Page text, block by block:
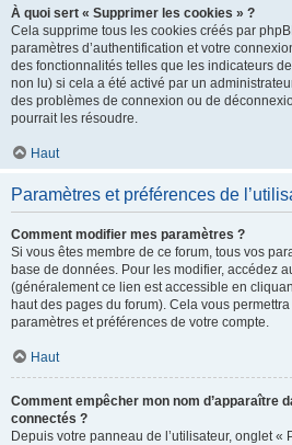
À quoi sert « Supprimer les cookies » ?
Cela supprime tous les cookies créés par
paramètres d’authentification et votre
des fonctionnalités telles que les indicateurs
non lu) si cela a été activé par un
des problèmes de connexion ou de
pourrait les résoudre.
Haut
Paramètres et préférences de
Comment modifier mes paramètres ?
Si vous êtes membre de ce forum, tous vos
base de données. Pour les modifier, accédez
(généralement ce lien est accessible en
haut des pages du forum). Cela vous
paramètres et préférences de votre compte.
Haut
Comment empêcher mon nom d’apparaître
connectés ?
Depuis votre panneau de l’utilisateur, onglet «